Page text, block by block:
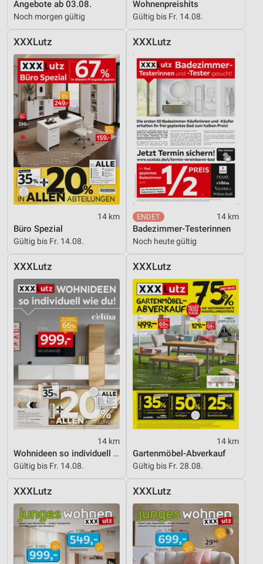
Angebote ab 03.08.
Noch morgen gültig
Wohnenpreishits
Gültig bis Fr. 14.08.
XXXLutz
14 km
Büro Spezial
Gültig bis Fr. 14.08.
XXXLutz
14 km
Badezimmer-Testerinnen
Noch heute gültig
XXXLutz
14 km
Wohnideen so individuell wie du!
Gültig bis Fr. 14.08.
XXXLutz
14 km
Gartenmöbel-Abverkauf
Gültig bis Fr. 28.08.
XXXLutz XXXLutz
Kombinationen von Daten aus verschiedenen
Quellen
Entwicklung und Verbesserung der Angebote
Verwendung reduzierter Daten zur Auswahl von
Inhalten
IAB-Besonderheiten:
Verwendung genauer Standortdaten
Geräte anhand von aktiv angeforderten
Informationen identifizieren
Nicht-IAB-Verarbeitungszwecke:
Notwendig
Funktional
Werbung